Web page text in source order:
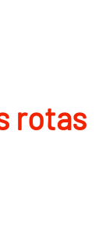
rotas